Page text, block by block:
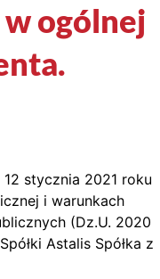
ogólnej
12 stycznia 2021 roku
i warunkach
(Dz.U. 2020
Astalis Spółka z